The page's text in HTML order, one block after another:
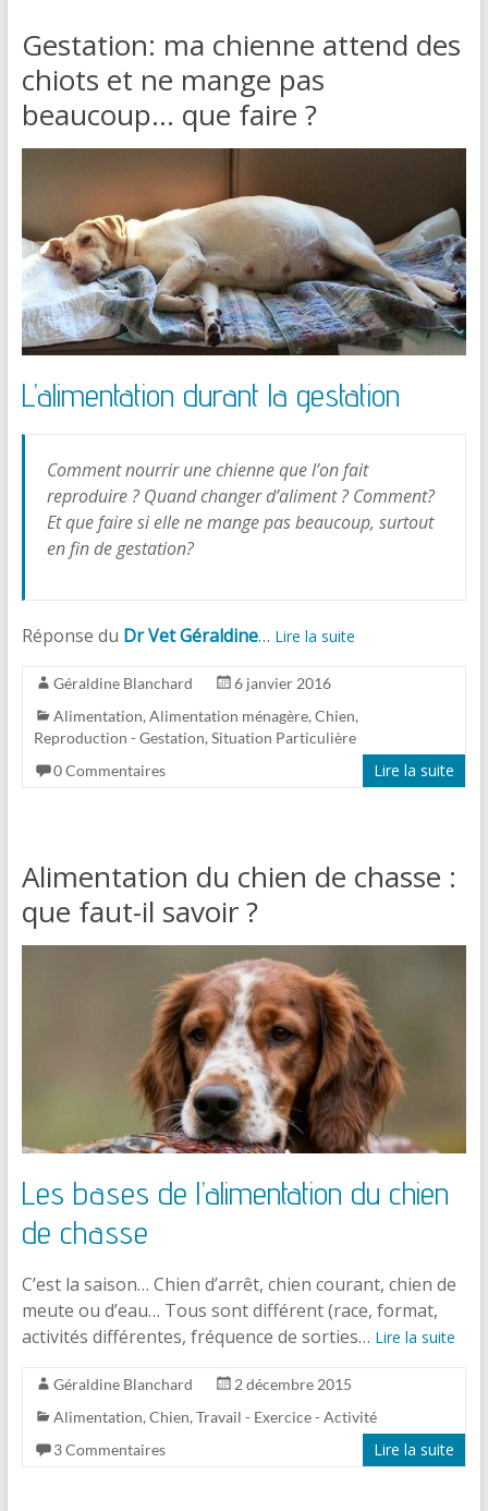
Gestation: ma chienne attend des
chiots et ne mange pas
beaucoup… que faire ?
L’alimentation durant la gestation
Comment nourrir une chienne que l’on fait
reproduire ? Quand changer d’aliment ? Comment?
Et que faire si elle ne mange pas beaucoup, surtout
en fin de gestation?
Réponse du Dr Vet Géraldine… Lire la suite
Géraldine Blanchard
6 janvier 2016
Alimentation,Alimentation ménagère,Chien,
Reproduction - Gestation,Situation Particulière
0 Commentaires
Lire la suite
Alimentation du chien de chasse :
que faut-il savoir ?
Les bases de l’alimentation du chien
de chasse
C’est la saison… Chien d’arrêt, chien courant, chien de
meute ou d’eau… Tous sont différent (race, format,
activités différentes, fréquence de sorties… Lire la suite
Géraldine Blanchard
2 décembre 2015
Alimentation, Chien, Travail - Exercice - Activité
3 Commentaires
Lire la suite